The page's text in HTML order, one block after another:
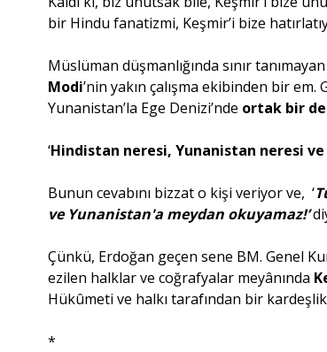
bir Hindu fanatizmi, Keşmir’i bize
Müslüman düşmanlığında sınır
Modi’nin yakın çalışma ekibinden bir em.
Yunanistan’la Ege Denizi’nde ortak bir
‘Hindistan neresi, Yunanistan neresi ve
Bunun cevabını bizzat o kişi veriyor ve, ‘
ve Yunanistan'a meydan okuyamaz!’
Çünkü, Erdoğan geçen sene BM. Genel
ezilen halklar ve coğrafyalar meyânında
Hükûmeti ve halkı tarafından bir
*